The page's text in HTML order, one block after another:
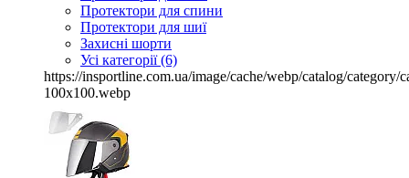
Протектори для спини
Протектори для шиї
Захисні шорти
Усі категорії (6)
https://insportline.com.ua/image/cache/webp/catalog/category/
100x100.webp